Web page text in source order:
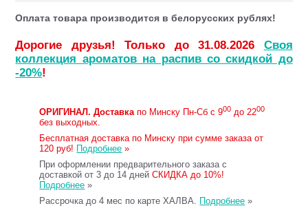
Оплата товара производится в белорусских рублях!
Дорогие друзья! Только до 31.08.2026 Своя
коллекция ароматов на распив со скидкой до
-20%!
ОРИГИНАЛ. Доставкапо Минску Пн-Сб с 900 до 2200
без выходных.
Бесплатная доставка по Минску при сумме заказа от
120 руб! Подробнее »
При оформлении предварительного заказа с
доставкой от 3 до 14 днейСКИДКА до 10%!
Подробнее »
Рассрочка до 4 мес по карте ХАЛВА. Подробнее »